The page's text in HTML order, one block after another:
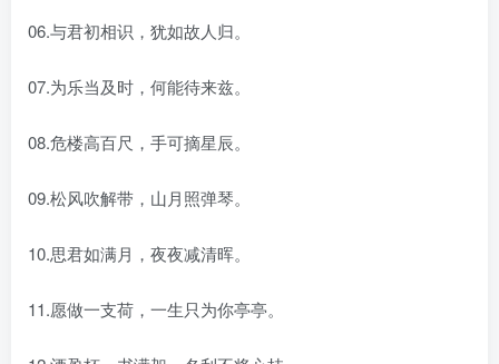
06.与君初相识，犹如故人归。
07.为乐当及时，何能待来兹。
08.危楼高百尺，手可摘星辰。
09.松风吹解带，山月照弹琴。
10.思君如满月，夜夜减清晖。
11.愿做一支荷，一生只为你亭亭。